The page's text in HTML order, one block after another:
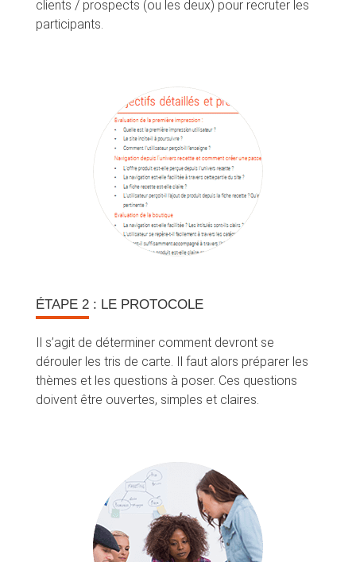
clients / prospects (ou les deux) pour recruter les
participants.
ÉTAPE 2: LE PROTOCOLE
Il s’agit de déterminer comment devront se
dérouler les tris de carte. Il faut alors préparer les
thèmes et les questions à poser. Ces questions
doivent être ouvertes, simples et claires.